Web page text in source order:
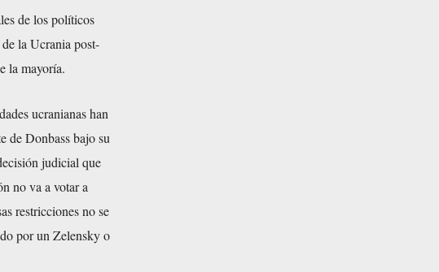
de los políticos
la Ucrania post-
la mayoría.
ucranianas han
de Donbass bajo su
judicial que
no va a votar a
restricciones no se
por un Zelensky o